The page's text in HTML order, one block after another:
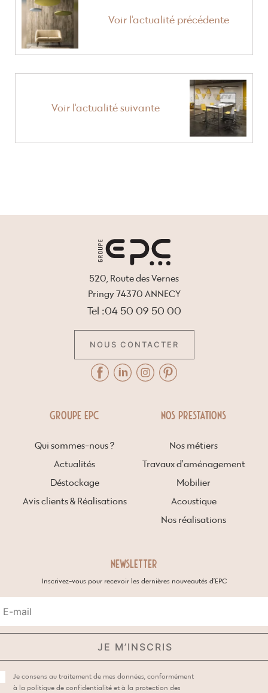
Voir l'actualité précédente
Voir l'actualité suivante
520, Route des Vernes
Pringy 74370 ANNECY
Tel :04 50 09 50 00
NOUS CONTACTER
GROUPE EPC
Qui sommes-nous ?
Actualités
Déstockage
Avis clients & Réalisations
NOS PRESTATIONS
Nos métiers
Travaux d’aménagement
Mobilier
Acoustique
Nos réalisations
NEWSLETTER
Inscrivez-vous pour recevoir les dernières nouveautés d’EPC
Je consens au traitement de mes données, conformément
à la politique de confidentialité et à la protection des